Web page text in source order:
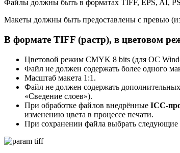
Файлы должны быть в форматах TIFF, EPS, AI,
Макеты должны быть предоставлены с превью
В формате TIFF (растр), в цветовом
Цветовой режим CMYK 8 bits (для ОС
Файл не должен содержать более одного
Масштаб макета 1:1.
Файл не должен содержать дополнительных
«Сведение слоев»).
При обработке файлов внедрённые ICC-
изменению цвета в процессе печати.
При сохранении файла выбрать следующие